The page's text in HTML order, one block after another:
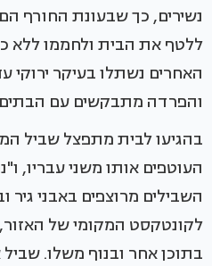
נשירים, כך שבעונת החורף
ללטף את הבית ולחממו ללא
האחרים נשתלו בעיקר ירוקי
והפרדה מתבקשים עם
בהגיעו לבית מתפצל שביל
העוטפים אותו משני עבריו,
השבילים מרוצפים באבני גיר
לקונטקסט המקומי של
בתוכן אחר ובנוף משלו.